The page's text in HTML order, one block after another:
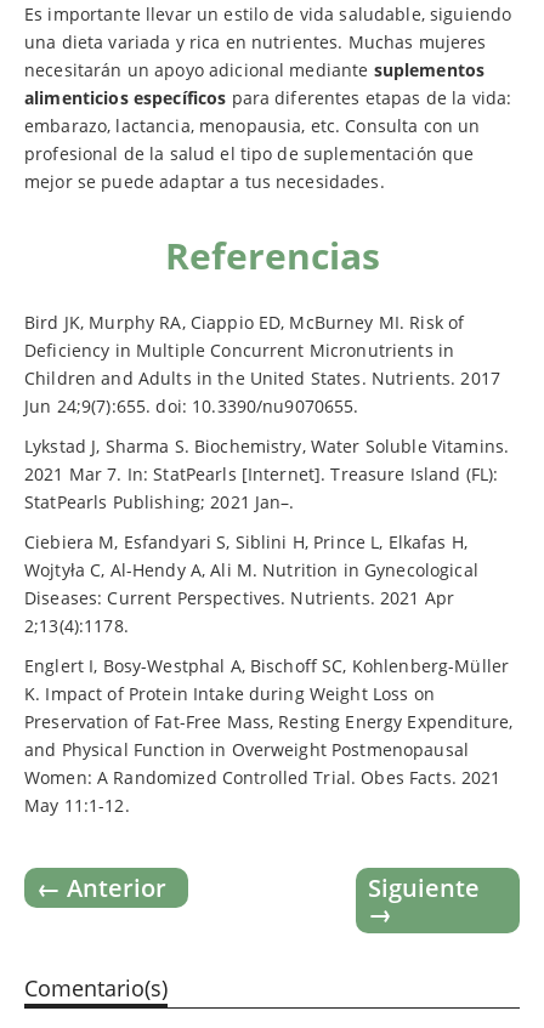
Es importante llevar un estilo de vida saludable, siguiendo
una dieta variada y rica en nutrientes. Muchas mujeres
necesitarán un apoyo adicional mediante suplementos
alimenticios específicos para diferentes etapas de la vida:
embarazo, lactancia, menopausia, etc. Consulta con un
profesional de la salud el tipo de suplementación que
mejor se puede adaptar a tus necesidades.
Referencias
Bird JK, Murphy RA, Ciappio ED, McBurney MI. Risk of
Deficiency in Multiple Concurrent Micronutrients in
Children and Adults in the United States. Nutrients. 2017
Jun 24;9(7):655. doi: 10.3390/nu9070655.
Lykstad J, Sharma S. Biochemistry, Water Soluble Vitamins.
2021 Mar 7. In: StatPearls [Internet]. Treasure Island (FL):
StatPearls Publishing; 2021 Jan–.
Ciebiera M, Esfandyari S, Siblini H, Prince L, Elkafas H,
Wojtyła C, Al-Hendy A, Ali M. Nutrition in Gynecological
Diseases: Current Perspectives. Nutrients. 2021 Apr
2;13(4):1178.
Englert I, Bosy-Westphal A, Bischoff SC, Kohlenberg-Müller
K. Impact of Protein Intake during Weight Loss on
Preservation of Fat-Free Mass, Resting Energy Expenditure,
and Physical Function in Overweight Postmenopausal
Women: A Randomized Controlled Trial. Obes Facts. 2021
May 11:1-12.
← Anterior Siguiente
→
Comentario(s)